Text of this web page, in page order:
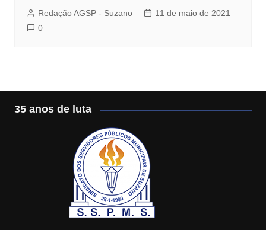
Redação AGSP - Suzano
11 de maio de 2021
0
35 anos de luta